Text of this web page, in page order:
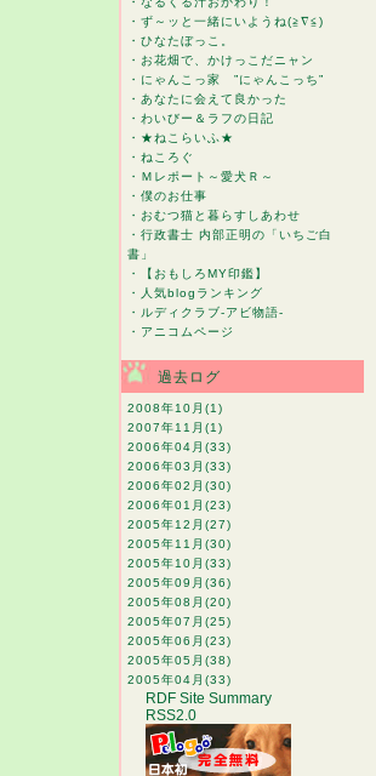
・ ず～ッと一緒にいようね(≧∇≦)
・ ひなたぼっこ。
・ お花畑で、かけっこだニャン
・ にゃんこっ家 ”にゃんこっち”
・ あなたに会えて良かった
・ わいびー＆ラフの日記
・ ★ねこらいふ★
・ ねころぐ
・ Ｍレポート～愛犬Ｒ～
・ 僕のお仕事
・ おむつ猫と暮らすしあわせ
・ 行政書士 内部正明の「いちご白
書」
・
【おもしろMY印鑑】
・
人気blogランキング
・ ルディクラブ-アビ物語-
・ アニコムページ
過去ログ
2008年10月 (1)
2007年11月 (1)
2006年04月 (33)
2006年03月 (33)
2006年02月 (30)
2006年01月 (23)
2005年12月 (27)
2005年11月 (30)
2005年10月 (33)
2005年09月 (36)
2005年08月 (20)
2005年07月 (25)
2005年06月 (23)
2005年05月 (38)
2005年04月 (33)
RDF Site Summary
RSS2.0